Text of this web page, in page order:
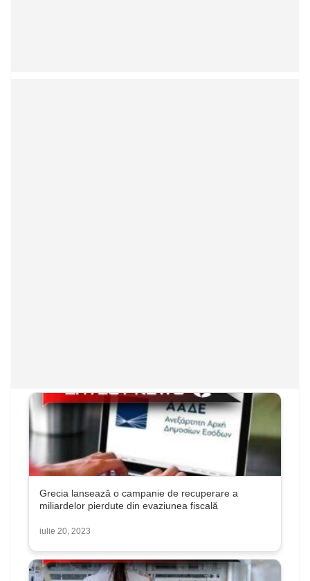
Grecia lansează o campanie de recuperare a
miliardelor pierdute din evaziunea fiscală
iulie 20, 2023